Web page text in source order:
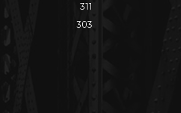
311
303